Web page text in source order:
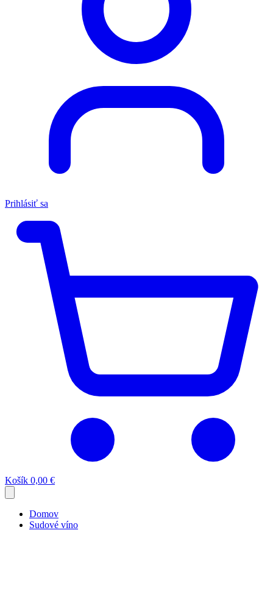
Prihlásiť sa
Košík 0,00 €
Domov
Sudové víno